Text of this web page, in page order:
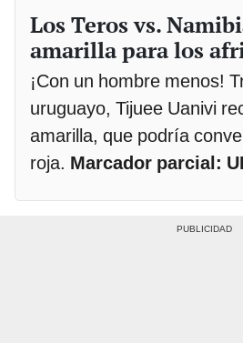
Los Teros vs.
amarilla para los
¡Con un hombre menos!
uruguayo, Tijuee Uanivi
amarilla, que podría
roja. Marcador parcial: